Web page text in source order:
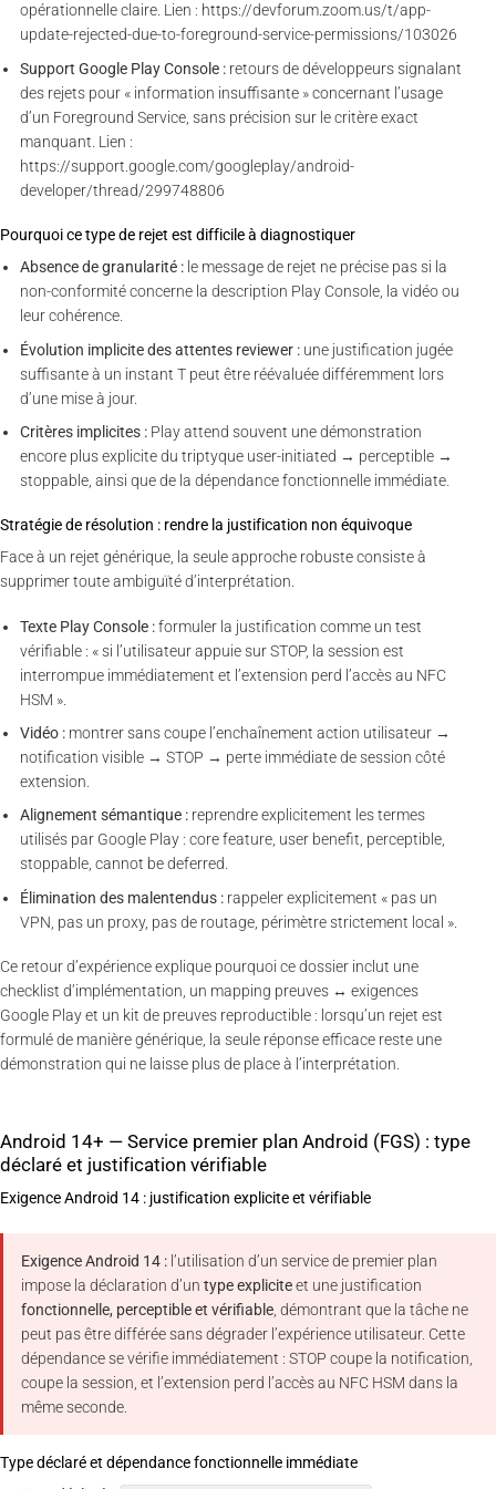
opérationnelle claire. Lien : https://devforum.zoom.us/t/app-
update-rejected-due-to-foreground-service-permissions/103026
Support Google Play Console : retours de développeurs signalant
des rejets pour « information insuffisante » concernant l’usage
d’un Foreground Service, sans précision sur le critère exact
manquant. Lien :
https://support.google.com/googleplay/android-
developer/thread/299748806
Pourquoi ce type de rejet est difficile à diagnostiquer
Absence de granularité : le message de rejet ne précise pas si la
non-conformité concerne la description Play Console, la vidéo ou
leur cohérence.
Évolution implicite des attentes reviewer : une justification jugée
suffisante à un instant T peut être réévaluée différemment lors
d’une mise à jour.
Critères implicites : Play attend souvent une démonstration
encore plus explicite du triptyque user-initiated → perceptible →
stoppable, ainsi que de la dépendance fonctionnelle immédiate.
Stratégie de résolution : rendre la justification non équivoque
Face à un rejet générique, la seule approche robuste consiste à
supprimer toute ambiguïté d’interprétation.
Texte Play Console :formuler la justification comme un test
vérifiable : « si l’utilisateur appuie sur STOP, la session est
interrompue immédiatement et l’extension perd l’accès au NFC
HSM ».
Vidéo : montrer sans coupe l’enchaînement action utilisateur →
notification visible → STOP → perte immédiate de session côté
extension.
Alignement sémantique : reprendre explicitement les termes
utilisés par Google Play : core feature, user benefit, perceptible,
stoppable, cannot be deferred.
Élimination des malentendus : rappeler explicitement « pas un
VPN, pas un proxy, pas de routage, périmètre strictement local ».
Ce retour d’expérience explique pourquoi ce dossier inclut une
checklist d’implémentation, un mapping preuves ↔ exigences
Google Play et un kit de preuves reproductible : lorsqu’un rejet est
formulé de manière générique, la seule réponse efficace reste une
démonstration qui ne laisse plus de place à l’interprétation.
Android 14+ — Service premier plan Android (FGS) : type
déclaré et justification vérifiable
Exigence Android 14 : justification explicite et vérifiable
Exigence Android 14 : l’utilisation d’un service de premier plan
impose la déclaration d’un type expliciteet une justification
fonctionnelle, perceptible et vérifiable , démontrant que la tâche ne
peut pas être différée sans dégrader l’expérience utilisateur. Cette
dépendance se vérifie immédiatement : STOP coupe la notification,
coupe la session, et l’extension perd l’accès au NFC HSM dans la
même seconde.
Type déclaré et dépendance fonctionnelle immédiate